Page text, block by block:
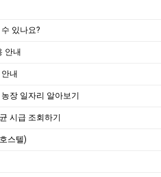
있나요?
안내
내
장 일자리 알아보기
시급 조회하기
스텔)